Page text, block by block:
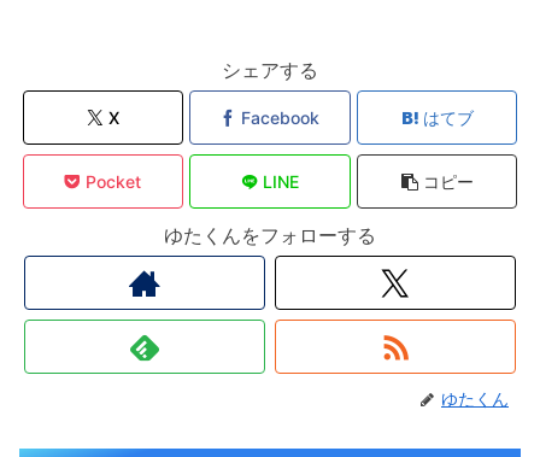
シェアする
X Facebook はてブ
Pocket LINE コピー
ゆたくんをフォローする
ゆたくん